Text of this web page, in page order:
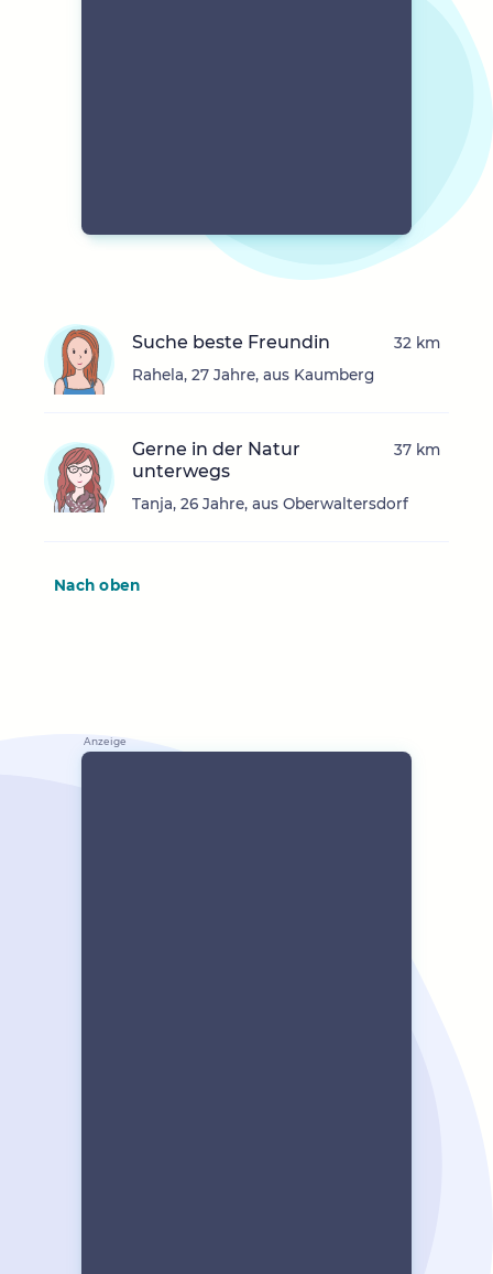
Suche beste Freundin
Rahela, 27 Jahre, aus Kaumberg
32 km
Gerne in der Natur
unterwegs
Tanja, 26 Jahre, aus Oberwaltersdorf
37 km
Nach oben